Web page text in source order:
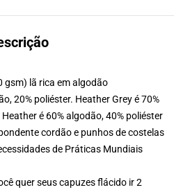
gsm) lã rica em algodão
20% poliéster. Heather Grey é 70%
é 60% algodão, 40% poliéster
cordão e punhos de costelas
de Práticas Mundiais
quer seus capuzes flácido ir 2